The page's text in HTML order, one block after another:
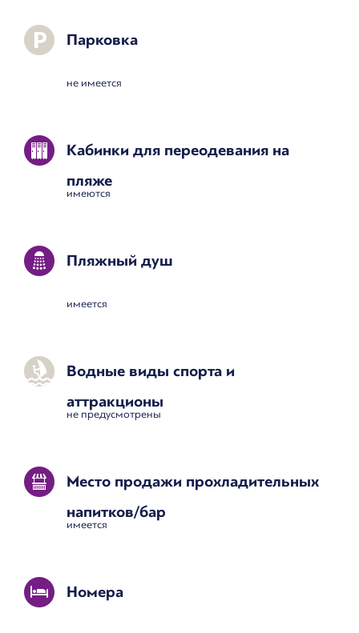
Парковка
не имеется
Кабинки для переодевания на
пляже
имеются
Пляжный душ
имеется
Водные виды спорта и
аттракционы
не предусмотрены
Место продажи прохладительных
напитков/бар
имеется
Номера